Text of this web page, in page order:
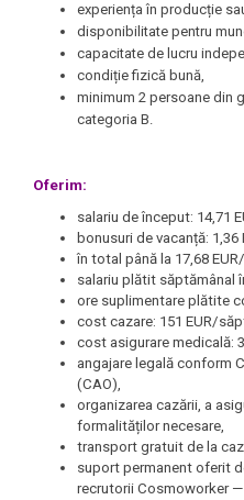
experiența în producție
disponibilitate pentru
capacitate de lucru
condiție fizică bună,
minimum 2 persoane din
categoria B.
Oferim:
salariu de început: 14,71
bonusuri de vacanță: 1,36
în total până la 17,68
salariu plătit săptămânal
ore suplimentare plătite
cost cazare: 151 EUR/
cost asigurare medicală:
angajare legală conform
(CAO),
organizarea cazării, a
formalităților necesare,
transport gratuit de la
suport permanent oferit
recrutorii Cosmoworker